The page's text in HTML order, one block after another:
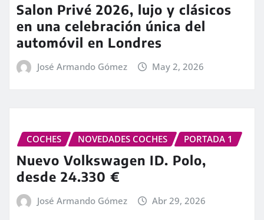
Salon Privé 2026, lujo y clásicos
en una celebración única del
automóvil en Londres
José Armando Gómez May 2, 2026
COCHES NOVEDADES COCHES PORTADA 1
Nuevo Volkswagen ID. Polo,
desde 24.330 €
José Armando Gómez Abr 29, 2026